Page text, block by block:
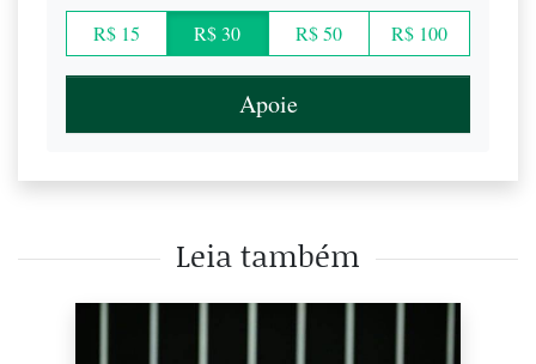
R$ 15 R$ 30 R$ 50 R$ 100
Apoie
Leia também